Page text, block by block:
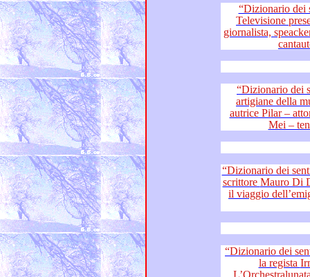
“Dizionario dei
Televisione presentano: il fiume della Musica –
giornalista, speacker
“Dizionario dei
artigiane della musica e del teatro – cantante ed
autrice Pilar – attore,
“Dizionario dei sentimenti”:
scrittore Mauro Di Domenico – la forza della musica:
il viaggio dell’emigrazione e la
“Dizionario dei sentimenti”:
la regista Irma Immacolata Palazzo –